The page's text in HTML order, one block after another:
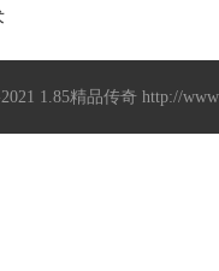
1.85精品传奇 http://